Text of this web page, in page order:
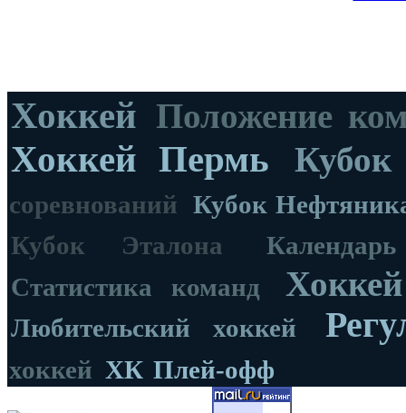
Хоккей Положение
Хоккей Пермь
соревнований Кубок
Кубок Эталона
Статистика команд
Любительский хоккей
хоккей ХК Плей-офф